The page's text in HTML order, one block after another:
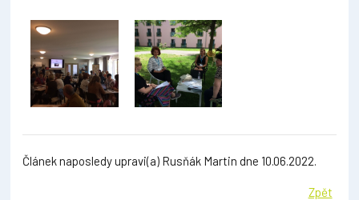
Článek naposledy upravi(a) Rusňák Martin dne 10.06.2022.
Zpět